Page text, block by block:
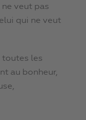
ne veut pas
qui ne veut
toutes les
au bonheur,